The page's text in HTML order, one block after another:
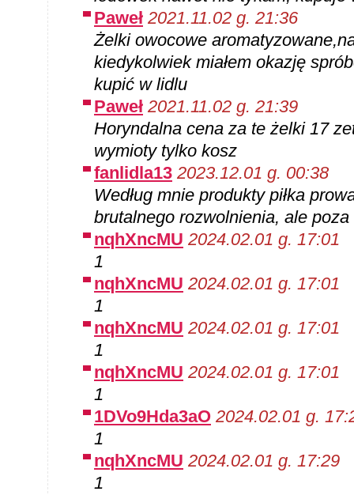
Paweł 2021.11.02 g. 21:36
Żelki owocowe
kiedykolwiek miałem okazję
kupić w lidlu
Paweł 2021.11.02 g. 21:39
Horyndalna cena za te żelki 17
wymioty tylko kosz
fanlidla13 2023.12.01 g. 00:38
Według mnie produkty piłka
brutalnego rozwolnienia, ale
nqhXncMU 2024.02.01 g. 17:01
1
nqhXncMU 2024.02.01 g. 17:01
1
nqhXncMU 2024.02.01 g. 17:01
1
nqhXncMU 2024.02.01 g. 17:01
1
1DVo9Hda3aO 2024.02.01 g.
1
nqhXncMU 2024.02.01 g. 17:29
1